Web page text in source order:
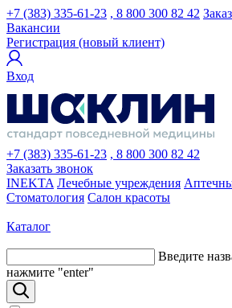
+7 (383) 335-61-23 , 8 800 300 82 42
Вакансии
Регистрация (новый клиент)
Вход
+7 (383) 335-61-23 , 8 800 300 82 42
Заказать звонок
INEKTA Лечебные учреждения
Стоматология Салон красоты
Каталог
Введите
нажмите "enter"